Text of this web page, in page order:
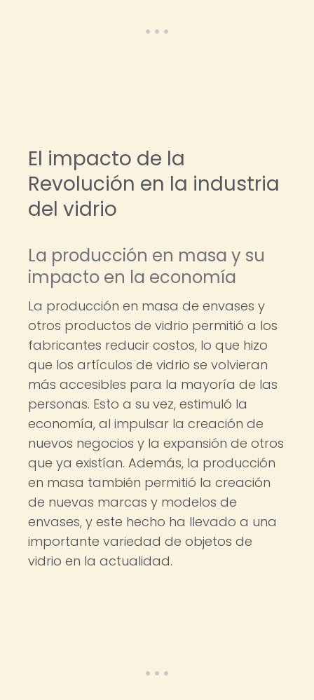
El impacto de la
Revolución en la industria
del vidrio
La producción en masa y su
impacto en la economía
La producción en masa de envases y
otros productos de vidrio permitió a los
fabricantes reducir costos, lo que hizo
que los artículos de vidrio se volvieran
más accesibles para la mayoría de las
personas. Esto a su vez, estimuló la
economía, al impulsar la creación de
nuevos negocios y la expansión de otros
que ya existían. Además, la producción
en masa también permitió la creación
de nuevas marcas y modelos de
envases, y este hecho ha llevado a una
importante variedad de objetos de
vidrio en la actualidad.